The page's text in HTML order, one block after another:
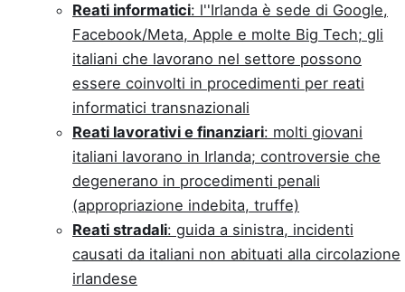
Reati informatici: l''Irlanda è sede di Google,
Facebook/Meta, Apple e molte Big Tech; gli
italiani che lavorano nel settore possono
essere coinvolti in procedimenti per reati
informatici transnazionali
Reati lavorativi e finanziari: molti giovani
italiani lavorano in Irlanda; controversie che
degenerano in procedimenti penali
(appropriazione indebita, truffe)
Reati stradali: guida a sinistra, incidenti
causati da italiani non abituati alla circolazione
irlandese